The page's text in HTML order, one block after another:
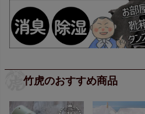
竹虎のおすすめ商品